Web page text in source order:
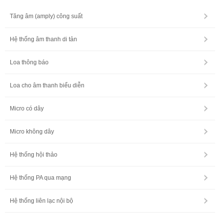
Tăng âm (amply) công suất
Hệ thống âm thanh di tản
Loa thông báo
Loa cho âm thanh biểu diễn
Micro có dây
Micro không dây
Hệ thống hội thảo
Hệ thống PA qua mạng
Hệ thống liên lạc nội bộ